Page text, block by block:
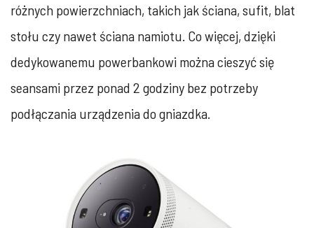
różnych powierzchniach, takich jak ściana, sufit, blat
stołu czy nawet ‎ściana namiotu. Co więcej, dzięki
dedykowanemu powerbankowi można cieszyć się
‎seansami przez ponad 2 godziny bez potrzeby
podłączania urządzenia do gniazdka.‎